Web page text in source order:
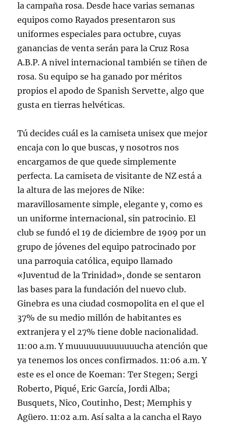
la campaña rosa. Desde hace varias semanas
equipos como Rayados presentaron sus
uniformes especiales para octubre, cuyas
ganancias de venta serán para la Cruz Rosa
A.B.P. A nivel internacional también se tiñen de
rosa. Su equipo se ha ganado por méritos
propios el apodo de Spanish Servette, algo que
gusta en tierras helvéticas.
Tú decides cuál es la camiseta unisex que mejor
encaja con lo que buscas, y nosotros nos
encargamos de que quede simplemente
perfecta. La camiseta de visitante de NZ está a
la altura de las mejores de Nike:
maravillosamente simple, elegante y, como es
un uniforme internacional, sin patrocinio. El
club se fundó el 19 de diciembre de 1909 por un
grupo de jóvenes del equipo patrocinado por
una parroquia católica, equipo llamado
«Juventud de la Trinidad», donde se sentaron
las bases para la fundación del nuevo club.
Ginebra es una ciudad cosmopolita en el que el
37% de su medio millón de habitantes es
extranjera y el 27% tiene doble nacionalidad.
11:00 a.m. Y muuuuuuuuuuuuucha atención que
ya tenemos los onces confirmados. 11:06 a.m. Y
este es el once de Koeman: Ter Stegen; Sergi
Roberto, Piqué, Eric García, Jordi Alba;
Busquets, Nico, Coutinho, Dest; Memphis y
Agüero. 11:02 a.m. Así salta a la cancha el Rayo